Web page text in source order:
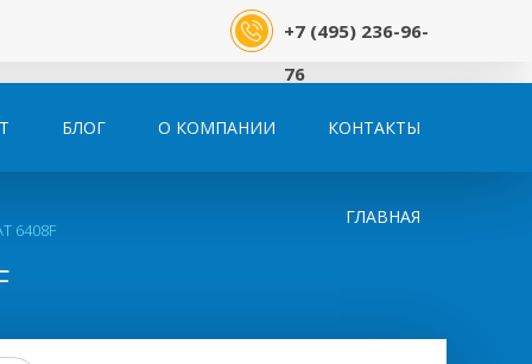
+7 (495) 236-96-
76
КОНТАКТЫ
О КОМПАНИИ
БЛОГ
ГЛАВНАЯ
6408F